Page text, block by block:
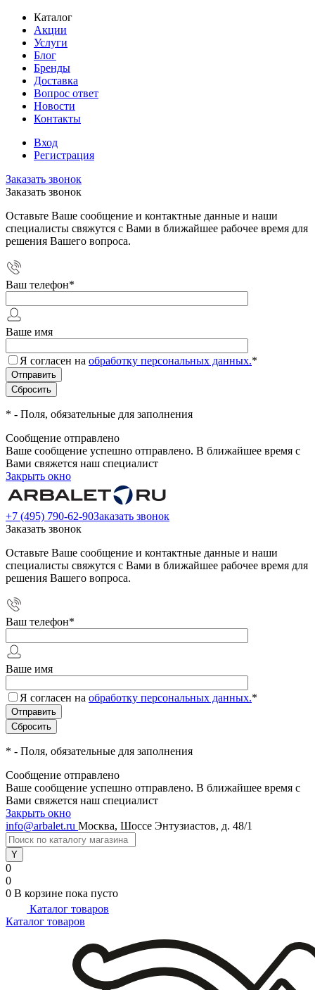
Каталог
Акции
Услуги
Блог
Бренды
Доставка
Вопрос ответ
Новости
Контакты
Вход
Регистрация
Заказать звонок
Заказать звонок
Оставьте Ваше сообщение и контактные данные и наши
специалисты свяжутся с Вами в ближайшее рабочее время для
решения Вашего вопроса.
Ваш телефон*
Ваше имя
Я согласен на обработку персональных данных.*
* - Поля, обязательные для заполнения
Сообщение отправлено
Ваше сообщение успешно отправлено. В ближайшее время с
Вами свяжется наш специалист
Закрыть окно
+7 (495) 790-62-90Заказать звонок
Заказать звонок
Оставьте Ваше сообщение и контактные данные и наши
специалисты свяжутся с Вами в ближайшее рабочее время для
решения Вашего вопроса.
Ваш телефон*
Ваше имя
Я согласен на обработку персональных данных.*
* - Поля, обязательные для заполнения
Сообщение отправлено
Ваше сообщение успешно отправлено. В ближайшее время с
Вами свяжется наш специалист
Закрыть окно
info@arbalet.ru Москва, Шоссе Энтузиастов, д. 48/1
0
0
0 В корзине пока пусто
Каталог товаров
Каталог товаров